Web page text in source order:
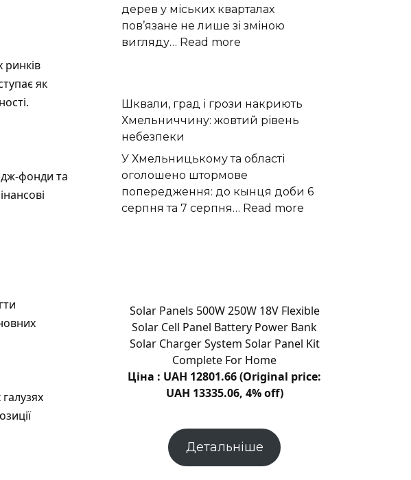
ринків
як
фонди та
з
Кавіллом
дерев у міських кварталах
пов’язане не лише зі зміною
вигляду… Read more
дерев
знижує
у
Чикаго
Шквали, град і грози накриють
Хмельниччину: жовтий рівень
небезпеки
У Хмельницькому та області
оголошено штормове
попередження: до кынця доби 6
серпня та 7 серпня… Read more
Хмельниччину:
жовтий
рівень
Solar Panels 500W 250W 18V Flexible
Solar Cell Panel Battery Power Bank
Solar Charger System Solar Panel Kit
Complete For Home
Ціна : UAH 12801.66 (Original price:
UAH 13335.06, 4% off)
Детальніше